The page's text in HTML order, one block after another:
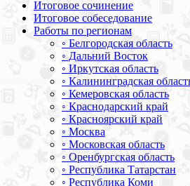
Итоговое сочинение
Итоговое собеседование
Работы по регионам
◦ Белгородская область
◦ Дальний Восток
◦ Иркутская область
◦ Калининградская
◦ Кемеровская область
◦ Краснодарский край
◦ Красноярский край
◦ Москва
◦ Московская область
◦ Оренбургская область
◦ Республика Татарстан
◦ Республика Коми